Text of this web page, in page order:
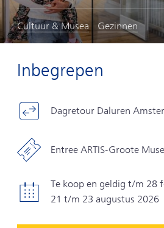
Cultuur & Musea Gezinnen
Inbegrepen
Dagretour Daluren
Entree ARTIS-Groote
Te koop en geldig t/m 28
21 t/m 23 augustus 2026